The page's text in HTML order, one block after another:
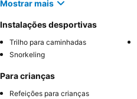
Mostrar mais
Instalações desportivas
Trilho para caminhadas
Snorkeling
Para crianças
Refeições para crianças